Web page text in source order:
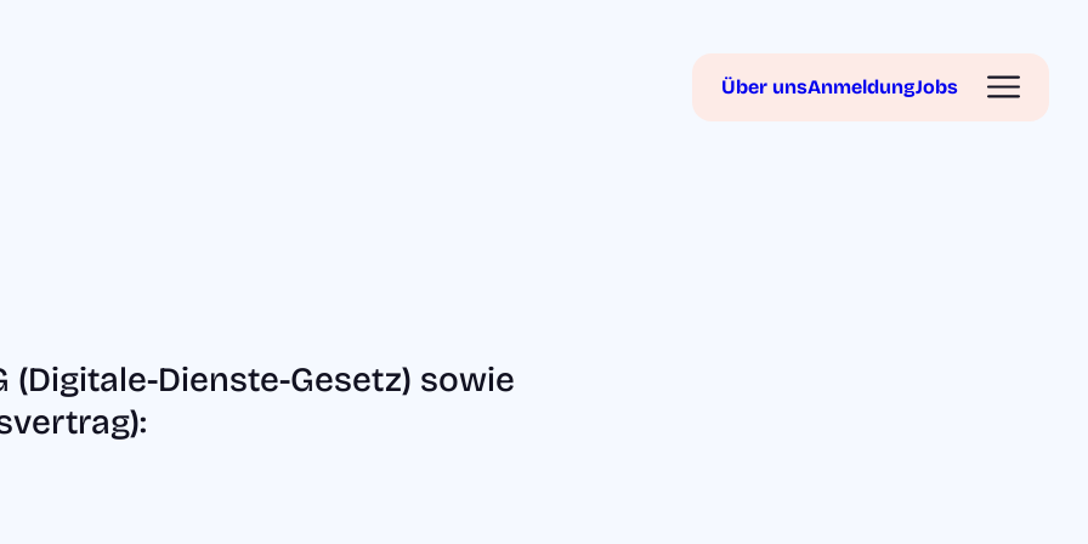
Über unsAnmeldungJobs
Inhalt in leichter Sprache
(Digitale-Dienste-Gesetz) sowie